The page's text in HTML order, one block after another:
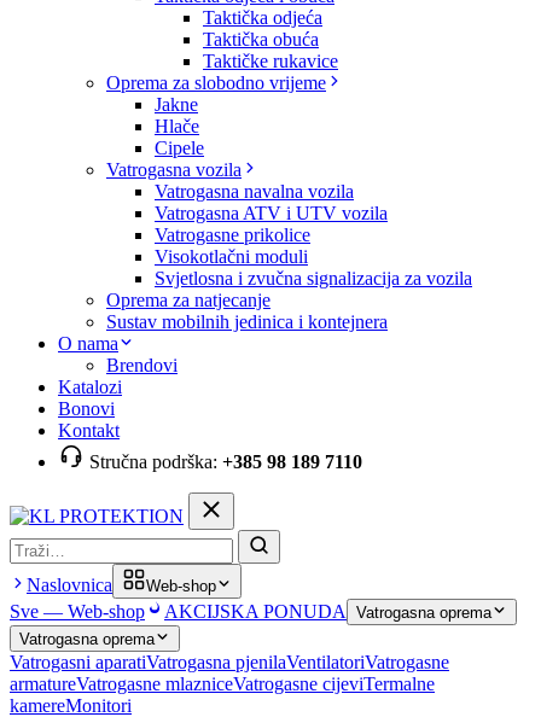
Taktička odjeća
Taktička obuća
Taktičke rukavice
Oprema za slobodno vrijeme
Jakne
Hlače
Cipele
Vatrogasna vozila
Vatrogasna navalna vozila
Vatrogasna ATV i UTV vozila
Vatrogasne prikolice
Visokotlačni moduli
Svjetlosna i zvučna signalizacija za vozila
Oprema za natjecanje
Sustav mobilnih jedinica i kontejnera
O nama
Brendovi
Katalozi
Bonovi
Kontakt
Stručna podrška: +385 98 189 7110
Pretraga
Naslovnica Web-shop
Sve — Web-shop AKCIJSKA PONUDA
Vatrogasna oprema
Vatrogasna oprema
Vatrogasni aparatiVatrogasna pjenilaVentilatoriVatrogasne
armatureVatrogasne mlazniceVatrogasne cijeviTermalne
kamereMonitori